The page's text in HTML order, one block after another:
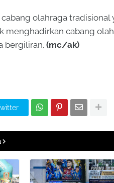
olahraga
menghadirkan cabang
bergiliran. (mc/ak)